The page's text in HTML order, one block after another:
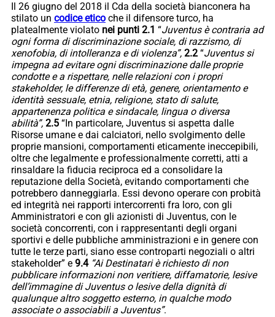
Il 26 giugno del 2018 il Cda della società bianconera ha
stilato un codice etico che il difensore turco, ha
platealmente violato nei punti 2.1 “Juventus è contraria ad
ogni forma di discriminazione sociale, di razzismo, di
xenofobia, di intolleranza e di violenza”, 2.2 “Juventus si
impegna ad evitare ogni discriminazione dalle proprie
condotte e a rispettare, nelle relazioni con i propri
stakeholder, le differenze di età, genere, orientamento e
identità sessuale, etnia, religione, stato di salute,
appartenenza politica e sindacale, lingua o diversa
abilità”, 2.5 “In particolare, Juventus si aspetta dalle
Risorse umane e dai calciatori, nello svolgimento delle
proprie mansioni, comportamenti eticamente ineccepibili,
oltre che legalmente e professionalmente corretti, atti a
rinsaldare la fiducia reciproca ed a consolidare la
reputazione della Società, evitando comportamenti che
potrebbero danneggiarla. Essi devono operare con probità
ed integrità nei rapporti intercorrenti fra loro, con gli
Amministratori e con gli azionisti di Juventus, con le
società concorrenti, con i rappresentanti degli organi
sportivi e delle pubbliche amministrazioni e in genere con
tutte le terze parti, siano esse controparti negoziali o altri
stakeholder” e 9.4 “Ai Destinatari è richiesto di non
pubblicare informazioni non veritiere, diffamatorie, lesive
dell’immagine di Juventus o lesive della dignità di
qualunque altro soggetto esterno, in qualche modo
associate o associabili a Juventus”.